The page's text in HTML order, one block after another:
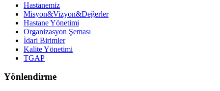
Hastanemiz
Misyon&Vizyon&Değerler
Hastane Yönetimi
Organizasyon Şeması
İdari Birimler
Kalite Yönetimi
TGAP
Yönlendirme